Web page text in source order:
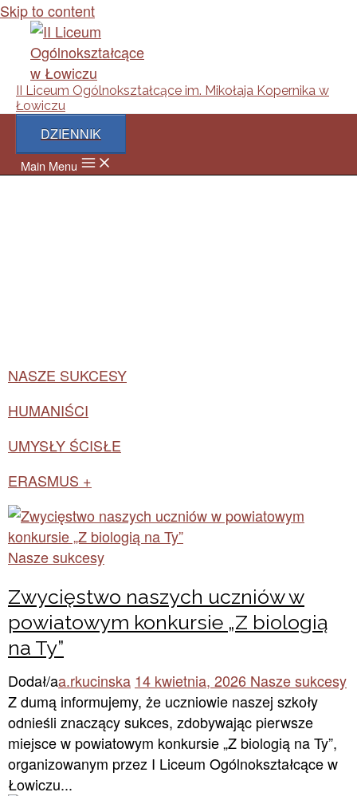
Skip to content
II Liceum Ogólnokształcące im. Mikołaja Kopernika w
Łowiczu
DZIENNIK
Main Menu
NASZE SUKCESY
HUMANIŚCI
UMYSŁY ŚCISŁE
ERASMUS +
Nasze sukcesy
Zwycięstwo naszych uczniów w
powiatowym konkursie „Z biologią
na Ty”
Dodał/aa.rkucinska 14 kwietnia, 2026 Nasze sukcesy
Z dumą informujemy, że uczniowie naszej szkoły
odnieśli znaczący sukces, zdobywając pierwsze
miejsce w powiatowym konkursie „Z biologią na Ty”,
organizowanym przez I Liceum Ogólnokształcące w
Łowiczu...